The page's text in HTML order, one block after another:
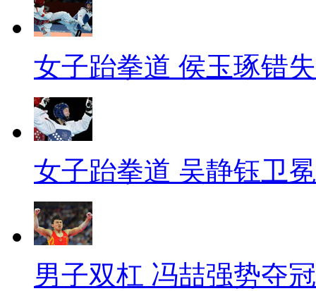
女子跆拳道 侯玉琢错
女子跆拳道 吴静钰卫冕
男子双杠 冯喆强势夺冠